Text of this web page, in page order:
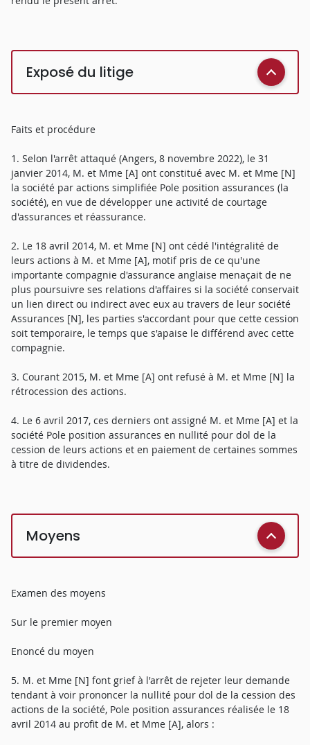
Exposé du litige
Faits et procédure
1. Selon l'arrêt attaqué (Angers, 8 novembre 2022), le 31
janvier 2014, M. et Mme [A] ont constitué avec M. et Mme [N]
la société par actions simplifiée Pole position assurances (la
société), en vue de développer une activité de courtage
d'assurances et réassurance.
2. Le 18 avril 2014, M. et Mme [N] ont cédé l'intégralité de
leurs actions à M. et Mme [A], motif pris de ce qu'une
importante compagnie d'assurance anglaise menaçait de ne
plus poursuivre ses relations d'affaires si la société conservait
un lien direct ou indirect avec eux au travers de leur société
Assurances [N], les parties s'accordant pour que cette cession
soit temporaire, le temps que s'apaise le différend avec cette
compagnie.
3. Courant 2015, M. et Mme [A] ont refusé à M. et Mme [N] la
rétrocession des actions.
4. Le 6 avril 2017, ces derniers ont assigné M. et Mme [A] et la
société Pole position assurances en nullité pour dol de la
cession de leurs actions et en paiement de certaines sommes
à titre de dividendes.
Moyens
Examen des moyens
Sur le premier moyen
Enoncé du moyen
5. M. et Mme [N] font grief à l'arrêt de rejeter leur demande
tendant à voir prononcer la nullité pour dol de la cession des
actions de la société, Pole position assurances réalisée le 18
avril 2014 au profit de M. et Mme [A], alors :